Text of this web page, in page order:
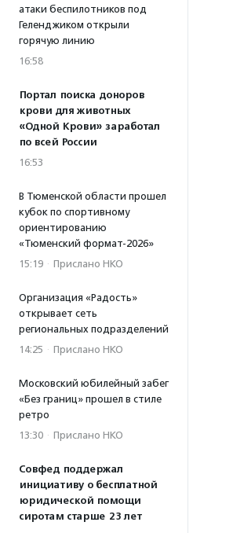
атаки беспилотников под
Геленджиком открыли
горячую линию
16:58
Портал поиска доноров
крови для животных
«Одной Крови» заработал
по всей России
16:53
В Тюменской области прошел
кубок по спортивному
ориентированию
«Тюменский формат-2026»
15:19 · Прислано НКО
Организация «Радость»
открывает сеть
региональных подразделений
14:25 · Прислано НКО
Московский юбилейный забег
«Без границ» прошел в стиле
ретро
13:30 · Прислано НКО
Совфед поддержал
инициативу о бесплатной
юридической помощи
сиротам старше 23 лет